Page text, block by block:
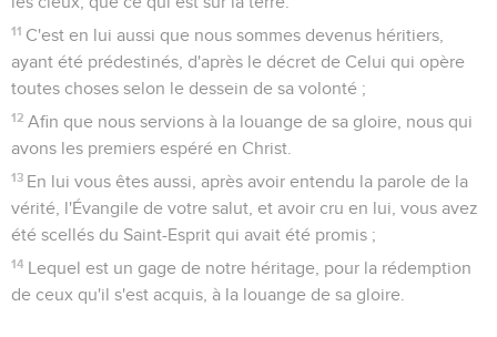
11 C'est en lui aussi que nous sommes devenus héritiers,
ayant été prédestinés, d'après le décret de Celui qui opère
toutes choses selon le dessein de sa volonté ;
12 Afin que nous servions à la louange de sa gloire, nous qui
avons les premiers espéré en Christ.
13 En lui vous êtes aussi, après avoir entendu la parole de la
vérité, l'Évangile de votre salut, et avoir cru en lui, vous avez
été scellés du Saint-Esprit qui avait été promis ;
14 Lequel est un gage de notre héritage, pour la rédemption
de ceux qu'il s'est acquis, à la louange de sa gloire.